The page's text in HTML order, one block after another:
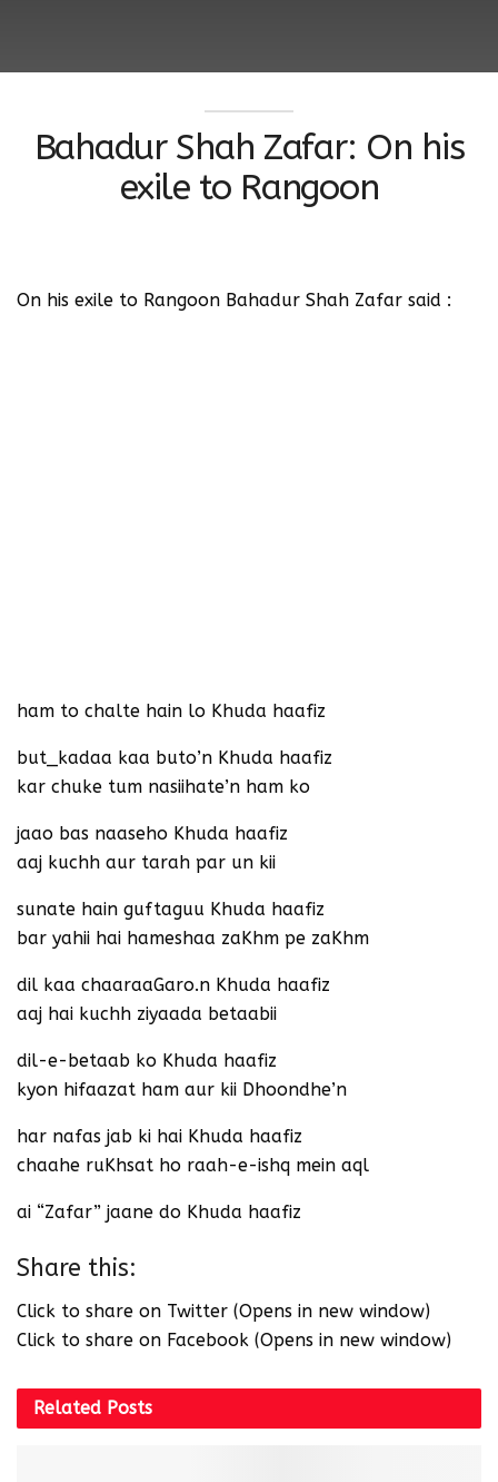
Bahadur Shah Zafar: On his
exile to Rangoon
On his exile to Rangoon Bahadur Shah Zafar said :
ham to chalte hain lo Khuda haafiz
but_kadaa kaa buto’n Khuda haafiz
kar chuke tum nasiihate’n ham ko
jaao bas naaseho Khuda haafiz
aaj kuchh aur tarah par un kii
sunate hain guftaguu Khuda haafiz
bar yahii hai hameshaa zaKhm pe zaKhm
dil kaa chaaraaGaro.n Khuda haafiz
aaj hai kuchh ziyaada betaabii
dil-e-betaab ko Khuda haafiz
kyon hifaazat ham aur kii Dhoondhe’n
har nafas jab ki hai Khuda haafiz
chaahe ruKhsat ho raah-e-ishq mein aql
ai “Zafar” jaane do Khuda haafiz
Share this:
Click to share on Twitter (Opens in new window)
Click to share on Facebook (Opens in new window)
Related Posts